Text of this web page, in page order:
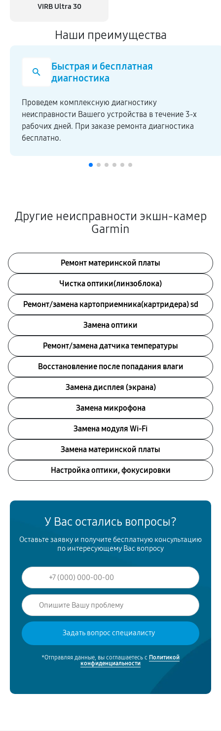
VIRB Ultra 30
Наши преимущества
Быстрая и бесплатная
диагностика
Проведем комплексную диагностику
неисправности Вашего устройства в течение 3-х
рабочих дней. При заказе ремонта диагностика
бесплатно.
Другие неисправности экшн-камер
Garmin
Ремонт материнской платы
Чистка оптики(линзоблока)
Ремонт/замена картоприемника(картридера) sd
Замена оптики
Ремонт/замена датчика температуры
Восстановление после попадания влаги
Замена дисплея (экрана)
Замена микрофона
Замена модуля Wi-Fi
Замена материнской платы
Настройка оптики, фокусировки
У Вас остались вопросы?
Оставьте заявку и получите бесплатную консультацию
по интересующему Вас вопросу
*Отправляя данные, вы соглашаетесь с Политикой
конфиденциальности